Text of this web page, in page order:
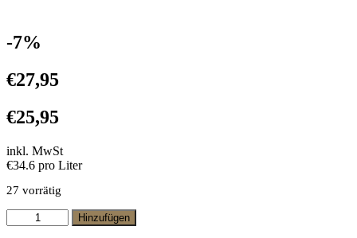
-7%
€27,95
€25,95
inkl. MwSt
€34.6 pro Liter
27 vorrätig
Rotwein
Humberto
Hinzufügen